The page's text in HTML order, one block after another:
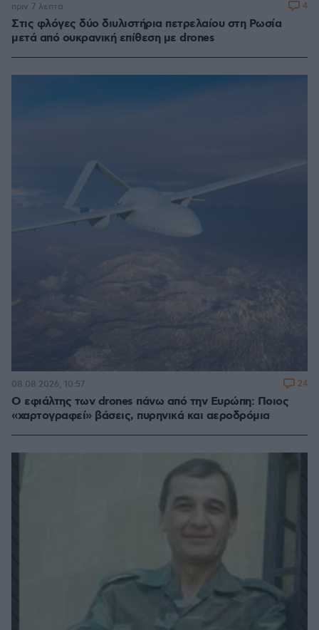
Στις φλόγες δύο διυλιστήρια πετρελαίου στη Ρωσία
μετά από ουκρανική επίθεση με drones
πριν 7 λεπτά 4
Ο εφιάλτης των drones πάνω από την Ευρώπη: Ποιος
«χαρτογραφεί» βάσεις, πυρηνικά και αεροδρόμια
08.08.2026, 10:57 24